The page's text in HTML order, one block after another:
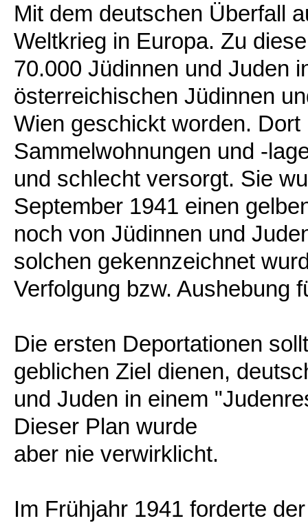
Mit dem deutschen Überfall
Weltkrieg in Europa. Zu
70.000 Jüdinnen und Juden
österreichischen Jüdinnen
Wien geschickt worden.
Sammelwohnungen und -
und schlecht versorgt. Sie
September 1941 einen
noch von Jüdinnen und
solchen gekennzeichnet
Verfolgung bzw. Aushebung
Die ersten Deportationen
geblichen Ziel dienen,
und Juden in einem
Dieser Plan wurde
aber nie verwirklicht.
Im Frühjahr 1941 forderte